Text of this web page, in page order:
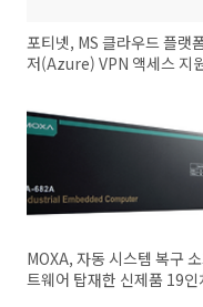
포티넷, MS 클라우드 플랫
저(Azure) VPN 액세스 지
MOXA, 자동 시스템 복구
트웨어 탑재한 신제품 19인